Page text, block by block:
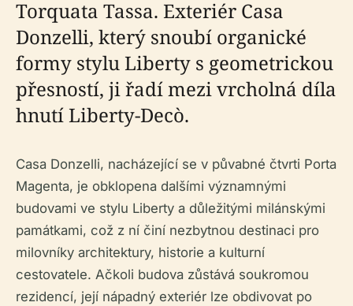
Torquata Tassa. Exteriér Casa
Donzelli, který snoubí organické
formy stylu Liberty s geometrickou
přesností, ji řadí mezi vrcholná díla
hnutí Liberty-Decò.
Casa Donzelli, nacházející se v půvabné čtvrti Porta
Magenta, je obklopena dalšími významnými
budovami ve stylu Liberty a důležitými milánskými
památkami, což z ní činí nezbytnou destinaci pro
milovníky architektury, historie a kulturní
cestovatele. Ačkoli budova zůstává soukromou
rezidencí, její nápadný exteriér lze obdivovat po